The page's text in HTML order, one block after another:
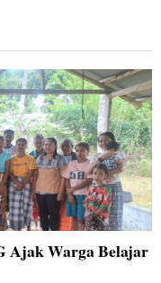
Ajak Warga Belajar